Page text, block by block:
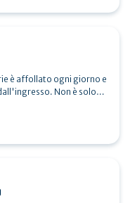
è affollato ogni giorno e
Non è solo
Chez Marie è la…